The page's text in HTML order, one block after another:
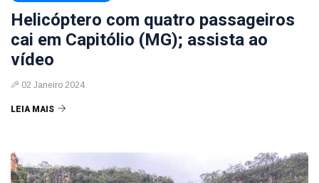
Helicóptero com quatro passageiros
cai em Capitólio (MG); assista ao
vídeo
02 Janeiro 2024
LEIA MAIS